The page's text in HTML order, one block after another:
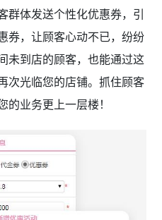
群体发送个性化优惠券，引
券，让顾客心动不已，纷纷
未到店的顾客，也能通过这
次光临您的店铺。抓住顾客
业务更上一层楼！